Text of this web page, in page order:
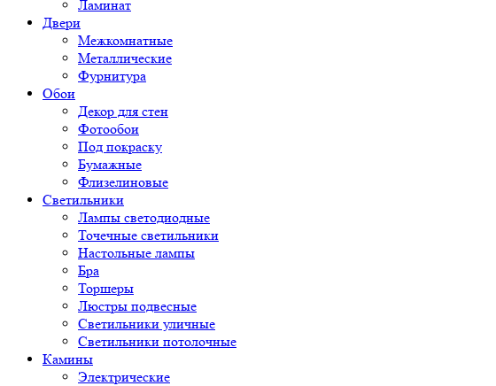
Ламинат
Двери
Межкомнатные
Металлические
Фурнитура
Обои
Декор для стен
Фотообои
Под покраску
Бумажные
Флизелиновые
Светильники
Лампы светодиодные
Точечные светильники
Настольные лампы
Бра
Торшеры
Люстры подвесные
Светильники уличные
Светильники потолочные
Камины
Электрические